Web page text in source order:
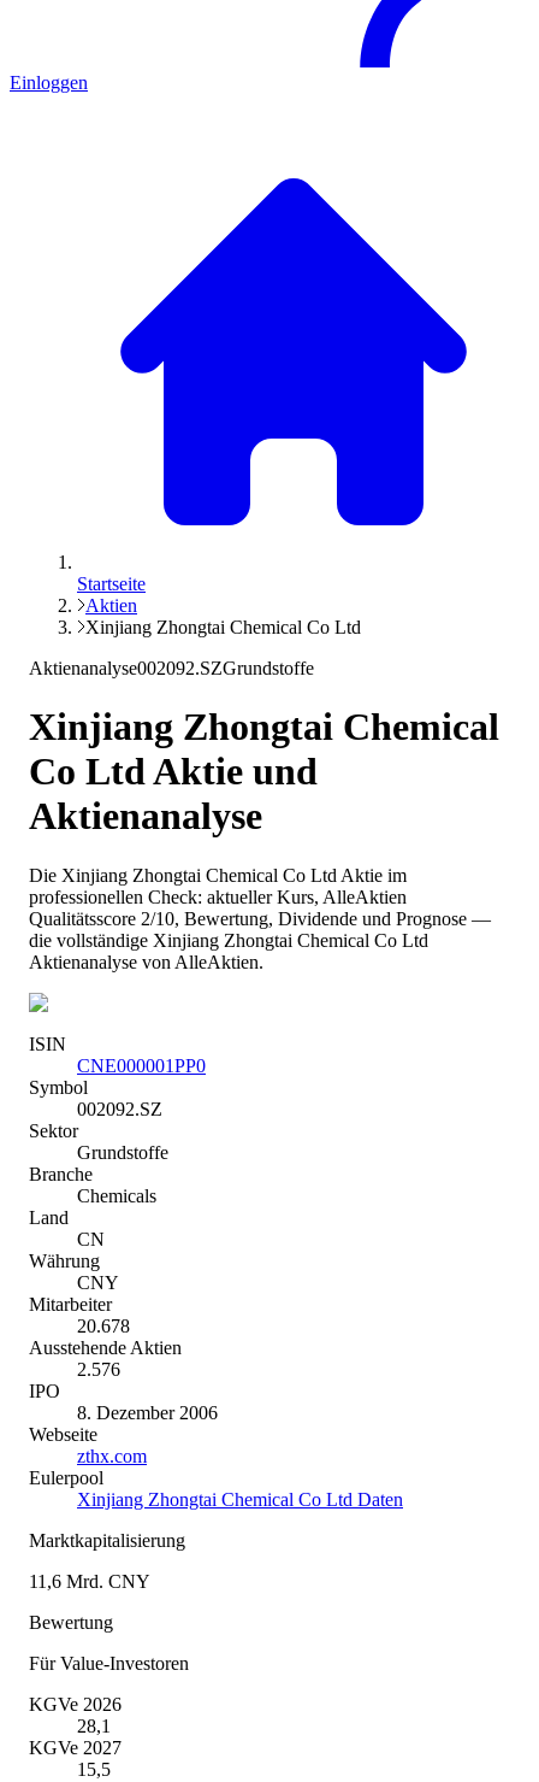
Einloggen
Startseite
Aktien
Xinjiang Zhongtai Chemical Co Ltd
Aktienanalyse002092.SZGrundstoffe
Xinjiang Zhongtai Chemical
Co LtdAktie und
Aktienanalyse
Die Xinjiang Zhongtai Chemical Co Ltd Aktie im
professionellen Check: aktueller Kurs, AlleAktien
Qualitätsscore 2/10, Bewertung, Dividende und Prognose —
die vollständige Xinjiang Zhongtai Chemical Co Ltd
Aktienanalyse von AlleAktien.
ISIN
CNE000001PP0
Symbol
002092.SZ
Sektor
Grundstoffe
Branche
Chemicals
Land
CN
Währung
CNY
Mitarbeiter
20.678
Ausstehende Aktien
2.576
IPO
8. Dezember 2006
Webseite
zthx.com
Eulerpool
Xinjiang Zhongtai Chemical Co Ltd Daten
Marktkapitalisierung
11,6 Mrd. CNY
Bewertung
Für Value-Investoren
KGVe 2026
28,1
KGVe 2027
15,5